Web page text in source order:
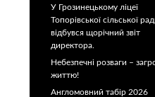
У Грозинецькому ліцеї
Топорівської сільської
відбувся щорічний звіт
директора.
Небезпечні розваги –
життю!
Англомовний табір 2026